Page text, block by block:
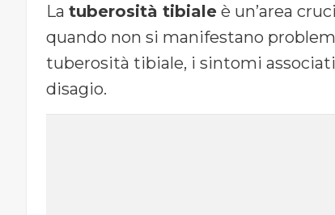
La tuberosità tibiale è un’area
quando non si manifestano
tuberosità tibiale, i sintomi
disagio.